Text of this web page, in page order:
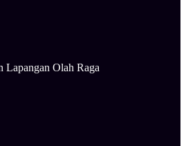
Lapangan Olah Raga